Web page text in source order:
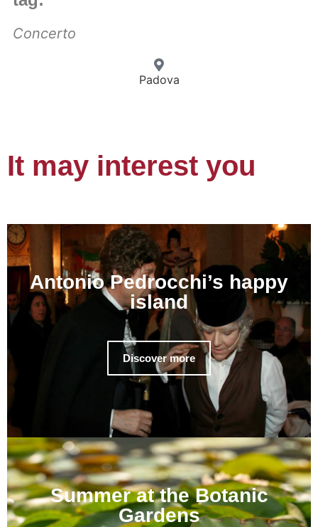
Concerto
Padova
It may interest you
Antonio Pedrocchi’s happy
island
Discover more
Summer at the Botanic
Gardens